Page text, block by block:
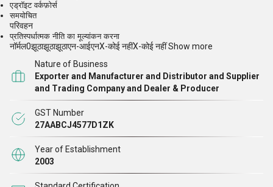
एड्रॉइट वर्कफ़ोर्स
समयोचित
परिवहन
प्रतिस्पर्धात्मक नीति का मूल्यांकन करना
नॉर्मल0झूठाझूठाझूठाएन-आईएनX-कोई नहींX-कोई नहींShow more
Nature of Business
Exporter and Manufacturer and Distributor and Supplier
and Trading Company and Dealer & Producer
GST Number
27AABCJ4577D1ZK
Year of Establishment
2003